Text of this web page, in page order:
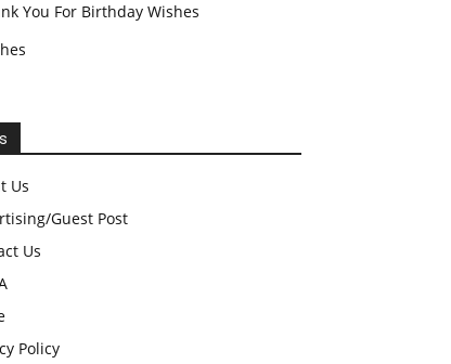
You For Birthday Wishes
Us
Guest Post
Us
Policy